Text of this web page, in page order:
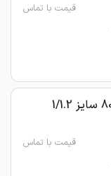
قیمت با تماس
قیمت با تماس